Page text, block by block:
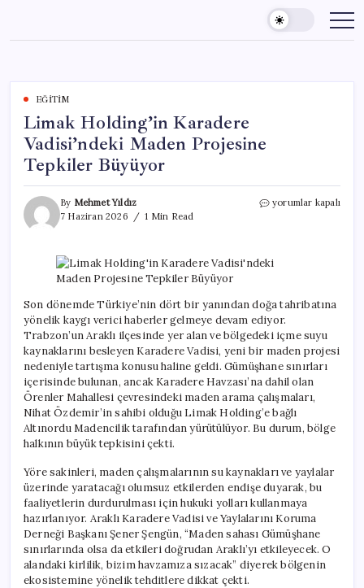
content
EĞITIM
Limak Holding’in Karadere
Vadisi’ndeki Maden Projesine
Tepkiler Büyüyor
By Mehmet Yıldız
7 Haziran 2026
1 Min Read
Limak
Maden
Projesine
Büyüyor
için
yorumlar kapalı
Son dönemde Türkiye’nin dört bir yanından doğa tahribatına
yönelik kaygı verici haberler gelmeye devam ediyor.
Trabzon’un Araklı ilçesinde yer alan ve bölgedeki içme suyu
kaynaklarını besleyen Karadere Vadisi, yeni bir maden projesi
nedeniyle tartışma konusu haline geldi. Gümüşhane sınırları
içerisinde bulunan, ancak Karadere Havzası’na dahil olan
Örenler Mahallesi çevresindeki maden arama çalışmaları,
Nihat Özdemir’in sahibi olduğu Limak Holding’e bağlı
Altınordu Madencilik tarafından yürütülüyor. Bu durum, bölge
halkının büyük tepkisini çekti.
Yöre sakinleri, maden çalışmalarının su kaynakları ve yaylalar
üzerinde yaratacağı olumsuz etkilerden endişe duyarak, bu
faaliyetlerin durdurulması için hukuki yolları kullanmaya
hazırlanıyor. Araklı Karadere Vadisi ve Yaylalarını Koruma
Derneği Başkanı Şener Şengün, “Maden sahası Gümüşhane
sınırlarında olsa da etkileri doğrudan Araklı’yı etkileyecek. O
alandaki kirlilik, bizim havzamıza sızacak” diyerek bölgenin
ekosistemine yönelik tehditlere dikkat çekti.